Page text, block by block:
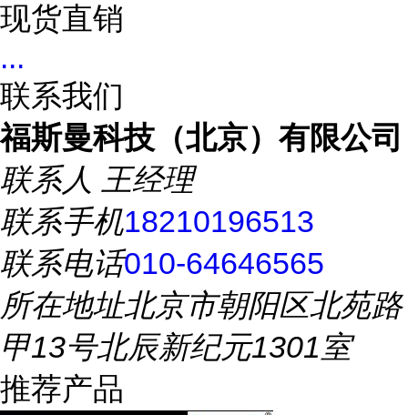
现货直销
...
联系我们
福斯曼科技（北京）有限公司
联系人 王经理
联系手机18210196513
联系电话010-64646565
所在地址北京市朝阳区北苑路
甲13号北辰新纪元1301室
推荐产品